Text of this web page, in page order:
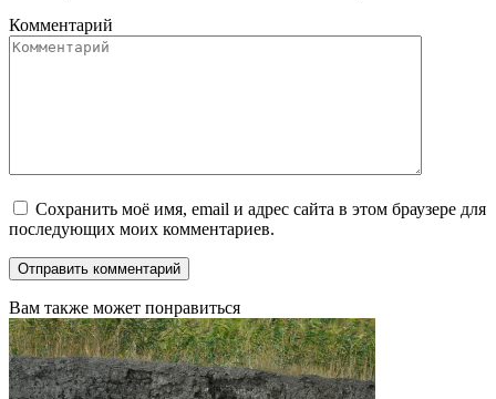
Комментарий
Сохранить моё имя, email и адрес сайта в этом браузере для
последующих моих комментариев.
Вам также может понравиться